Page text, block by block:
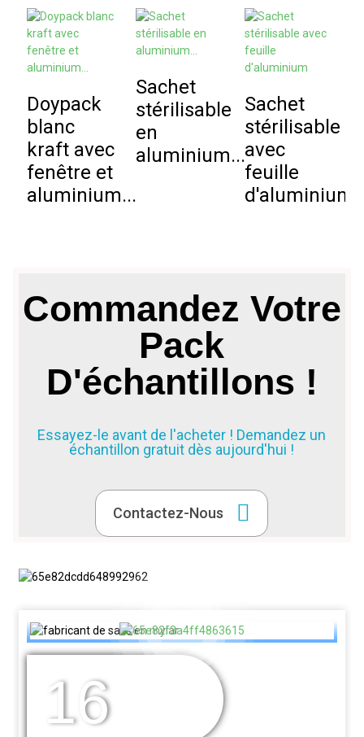
Doypack
blanc
kraft avec
fenêtre et
aluminium...
Sachet
stérilisable
en
aluminium...
Sachet
stérilisable
avec
feuille
d'aluminium
Commandez Votre
Pack
D'échantillons !
Essayez-le avant de l'acheter ! Demandez un
échantillon gratuit dès aujourd'hui !
Contactez-Nous
16